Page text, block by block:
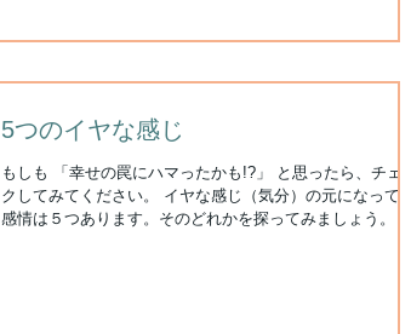
5つのイヤな感じ
もしも 「幸せの罠にハマったかも!?」 と思ったら、チェッ
クしてみてください。 イヤな感じ（気分）の元になってる
感情は５つあります。そのどれかを探ってみましょう。 な